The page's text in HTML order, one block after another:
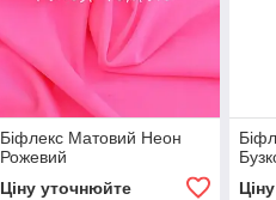
Біфлекс Матовий Неон
Рожевий
Ціну уточнюйте